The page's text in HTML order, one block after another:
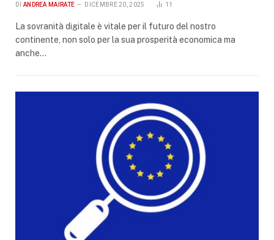
DI ANDREA MAIRATE DICEMBRE 20, 2025 11
La sovranità digitale è vitale per il futuro del nostro
continente, non solo per la sua prosperità economica ma
anche…